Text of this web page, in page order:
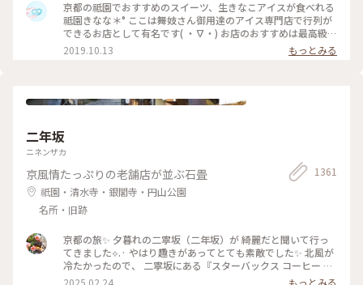
濃厚なのに甘すぎず、口どけが最高で本当においしかったので
京都にきたらまた立ち寄りたいお店の1つになりました♡ #京
都#おすすめ#スイーツ#アイス#秋の味覚ゴーラー隊#きなこ
京都の祗園でおすすめのスイーツ、生きなこアイスが食べれる
祗園きなな＊° ここは舞妓さん御用達のアイス専門店で行列が
できるお店として有名です( ・∇・) お店のおすすめは最高級の
丹波黒豆を使用したきなこの生アイス『できたてきなな』。
(600円ほうじ茶付)なんと添加物、保存料、卵を一切使ってま
♡ #京都#おすすめ#スイーツ#アイス#秋の味覚ゴーラー隊#き
2019.10.13 もっとみる
二年坂
ニネンザカ
京風情たっぷりの老舗店が並ぶ石畳
祇園・清水寺・銀閣寺・円山公園
名所・旧跡
1361
京都の旅✨ 夕暮れの二寧坂（二年坂）が 綺麗だと聞いて行っ
てきました︎︎⟡.· やはり趣きがあってとても素敵でした✨ 北風が
冷たかったので、 二寧坂にある『スターバックス コーヒー 京
都二寧坂ヤサカ茶屋店』さんへ行き コーヒーであたたまりま
2025.02.24
もっとみる